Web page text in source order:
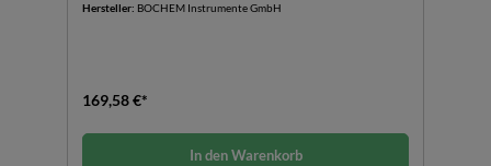
Hersteller: BOCHEM Instrumente GmbH
169,58 €*
In den Warenkorb